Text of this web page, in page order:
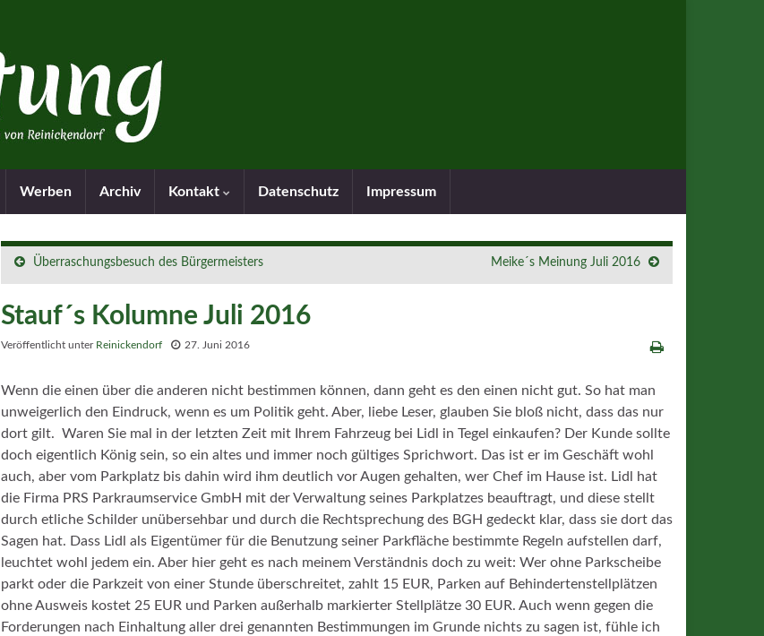
Werben Archiv Kontakt Datenschutz Impressum
Überraschungsbesuch des Bürgermeisters Meike´s Meinung Juli 2016
Stauf´s Kolumne Juli 2016
Veröffentlicht unter Reinickendorf 27. Juni 2016
Wenn die einen über die anderen nicht bestimmen können, dann geht es den einen nicht gut. So hat man
unweigerlich den Eindruck, wenn es um Politik geht. Aber, liebe Leser, glauben Sie bloß nicht, dass das nur
dort gilt. Waren Sie mal in der letzten Zeit mit Ihrem Fahrzeug bei Lidl in Tegel einkaufen? Der Kunde sollte
doch eigentlich König sein, so ein altes und immer noch gültiges Sprichwort. Das ist er im Geschäft wohl
auch, aber vom Parkplatz bis dahin wird ihm deutlich vor Augen gehalten, wer Chef im Hause ist. Lidl hat
die Firma PRS Parkraumservice GmbH mit der Verwaltung seines Parkplatzes beauftragt, und diese stellt
durch etliche Schilder unübersehbar und durch die Rechtsprechung des BGH gedeckt klar, dass sie dort das
Sagen hat. Dass Lidl als Eigentümer für die Benutzung seiner Parkfläche bestimmte Regeln aufstellen darf,
leuchtet wohl jedem ein. Aber hier geht es nach meinem Verständnis doch zu weit: Wer ohne Parkscheibe
parkt oder die Parkzeit von einer Stunde überschreitet, zahlt 15 EUR, Parken auf Behindertenstellplätzen
ohne Ausweis kostet 25 EUR und Parken außerhalb markierter Stellplätze 30 EUR. Auch wenn gegen die
Forderungen nach Einhaltung aller drei genannten Bestimmungen im Grunde nichts zu sagen ist, fühle ich